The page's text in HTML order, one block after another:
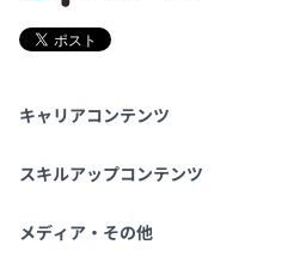
キャリアコンテンツ
転職・キャリア
スキルアップコンテンツ
学習
メディア・その他